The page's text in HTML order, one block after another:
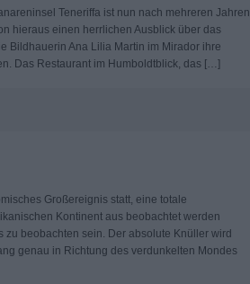
Teneriffa ist nun nach mehreren Jahren
hieraus einen herrlichen Ausblick über das
Bildhauerin Ana Lilia Martin im Mirador ihre
Das Restaurant im Humboldtblick, das […]
Großereignis statt, eine totale
Kontinent aus beobachtet werden
zu beobachten sein. Der absolute Knüller wird
genau in Richtung des verdunkelten Mondes